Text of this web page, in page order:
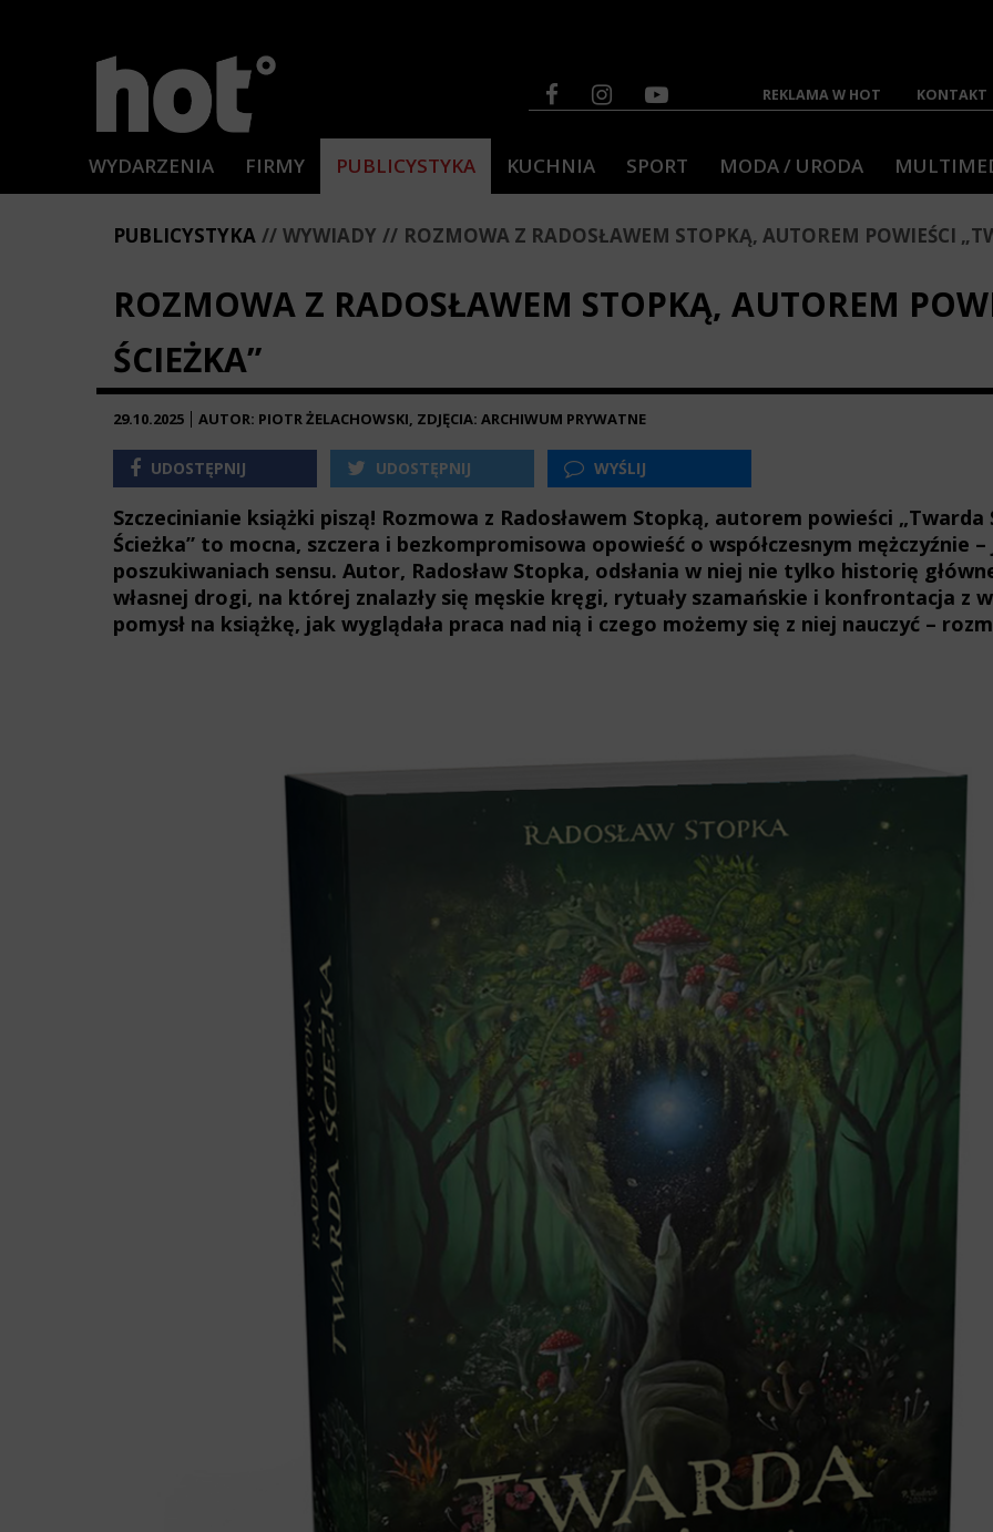
REKLAMA W HOT KONTAKT
WYDARZENIA FIRMY PUBLICYSTYKA KUCHNIA SPORT MODA / URODA
PUBLICYSTYKA WYWIADY ROZMOWA Z RADOSŁAWEM STOPKĄ, AUTOREM POWIEŚCI
ROZMOWA Z RADOSŁAWEM STOPKĄ, AUTOREM
ŚCIEŻKA”
29.10.2025 AUTOR: PIOTR ŻELACHOWSKI, ZDJĘCIA: ARCHIWUM PRYWATNE
UDOSTĘPNIJ UDOSTĘPNIJ WYŚLIJ
Szczecinianie książki piszą! Rozmowa z Radosławem Stopką, autorem powieści
Ścieżka” to mocna, szczera i bezkompromisowa opowieść o współczesnym mężczyźnie
poszukiwaniach sensu. Autor, Radosław Stopka, odsłania w niej nie tylko historię
własnej drogi, na której znalazły się męskie kręgi, rytuały szamańskie i konfrontacja z
pomysł na książkę, jak wyglądała praca nad nią i czego możemy się z niej nauczyć –